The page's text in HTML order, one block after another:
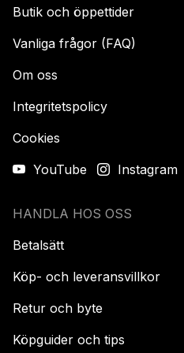
Butik och öppettider
Vanliga frågor (FAQ)
Om oss
Integritetspolicy
Cookies
YouTube
Instagram
HANDLA HOS OSS
Betalsätt
Köp- och leveransvillkor
Retur och byte
Köpguider och tips